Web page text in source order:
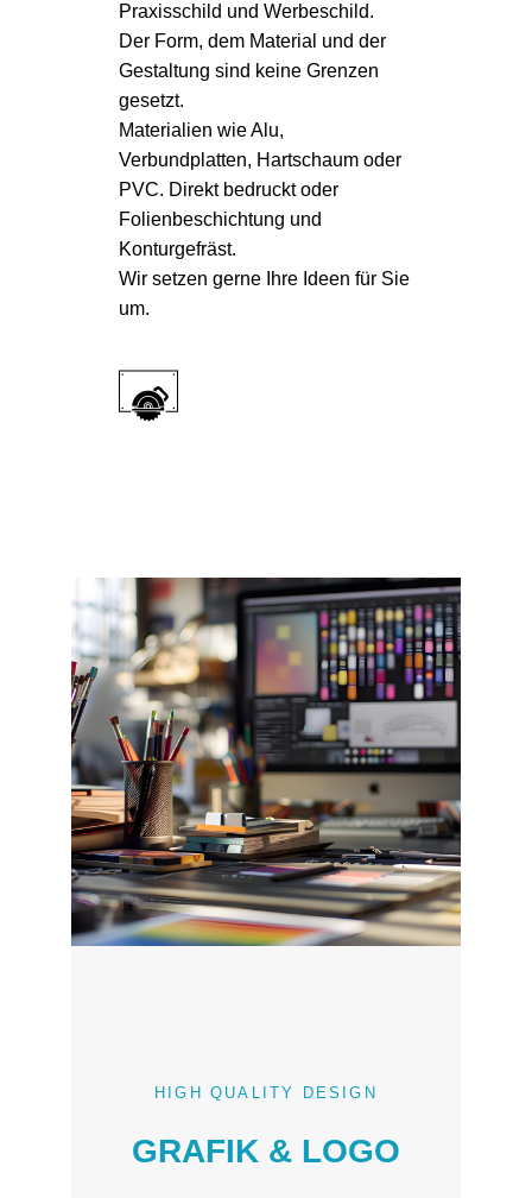
Praxisschild und Werbeschild.
Der Form, dem Material und der
Gestaltung sind keine Grenzen
gesetzt.
Materialien wie Alu,
Verbundplatten, Hartschaum oder
PVC. Direkt bedruckt oder
Folienbeschichtung und
Konturgefräst.
Wir setzen gerne Ihre Ideen für Sie
um.
HIGH QUALITY DESIGN
GRAFIK & LOGO